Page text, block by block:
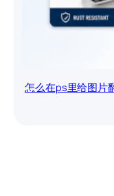
怎么在ps里给图片